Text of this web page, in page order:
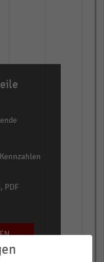
0,5
PDF